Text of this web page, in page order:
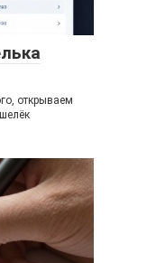
открываем